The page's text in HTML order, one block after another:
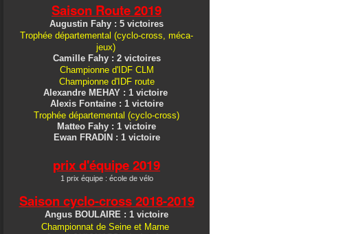
Saison Route 2019
Augustin Fahy : 5 victoires
Trophée départemental (cyclo-cross, méca-
jeux)
Camille Fahy : 2 victoires
Championne d'IDF CLM
Championne d'IDF route
Alexandre MEHAY : 1 victoire
Alexis Fontaine : 1 victoire
Trophée départemental (cyclo-cross)
Matteo Fahy : 1 victoire
Ewan FRADIN : 1 victoire
prix d'équipe 2019
1 prix équipe : école de vélo
Saison cyclo-cross2018-2019
Angus BOULAIRE : 1 victoire
Championnat de Seine et Marne